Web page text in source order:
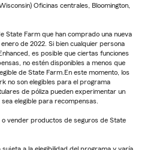
Oficinas centrales, Bloomington,
State Farm que han comprado una nueva
de 2022. Si bien cualquier persona
es posible que ciertas funciones
no estén disponibles a menos que
de State Farm.En este momento, los
no son elegibles para el programa
de póliza pueden experimentar un
elegible para recompensas.
vender productos de seguros de State